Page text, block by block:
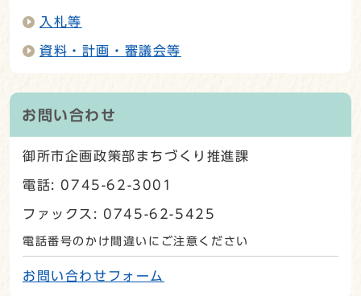
入札等
資料・計画・審議会等
お問い合わせ
御所市企画政策部まちづくり推進課
電話: 0745-62-3001
ファックス: 0745-62-5425
電話番号のかけ間違いにご注意ください
お問い合わせフォーム